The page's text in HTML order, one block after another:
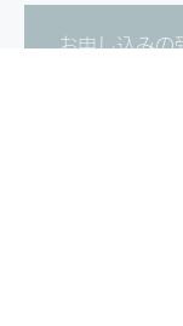
お申し込みの